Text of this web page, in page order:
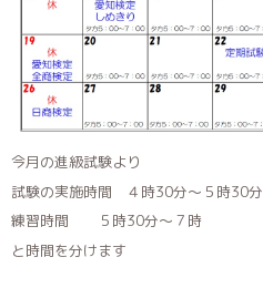
今月の進級試験より
試験の実施時間 ４時30分〜５時30分
練習時間 ５時30分〜７時
と時間を分けます